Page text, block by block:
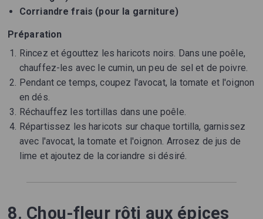
Corriandre frais (pour la garniture)
Préparation
Rincez et égouttez les haricots noirs. Dans une poêle,
chauffez-les avec le cumin, un peu de sel et de poivre.
Pendant ce temps, coupez l'avocat, la tomate et l'oignon
en dés.
Réchauffez les tortillas dans une poêle.
Répartissez les haricots sur chaque tortilla, garnissez
avec l'avocat, la tomate et l'oignon. Arrosez de jus de
lime et ajoutez de la coriandre si désiré.
8. Chou-fleur rôti aux épices